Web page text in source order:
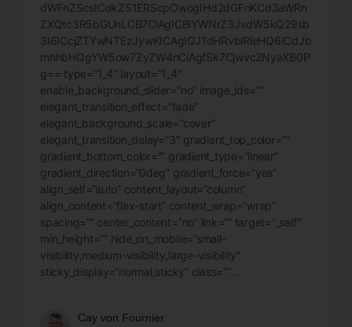
dWFnZScsICdkZS1ERScpOwogIHd2dGFnKCd3aWRn
ZXQtc3R5bGUnLCB7CiAgICBiYWNrZ3JvdW5kQ29sb
3I6ICcjZTYwNTEzJywKICAgIGJ1dHRvblRleHQ6ICdJb
mhhbHQgYW5ow7ZyZW4nCiAgfSk7Cjwvc2NyaXB0P
g== type=”1_4″ layout=”1_4″
enable_background_slider=”no” image_ids=””
elegant_transition_effect=”fade”
elegant_background_scale=”cover”
elegant_transition_delay=”3″ gradient_top_color=””
gradient_bottom_color=”” gradient_type=”linear”
gradient_direction=”0deg” gradient_force=”yes”
align_self=”auto” content_layout=”column”
align_content=”flex-start” content_wrap=”wrap”
spacing=”” center_content=”no” link=”” target=”_self”
min_height=”” hide_on_mobile=”small-
visibility,medium-visibility,large-visibility”
sticky_display=”normal,sticky” class=””…
Cay von Fournier